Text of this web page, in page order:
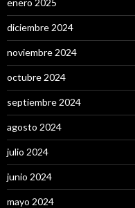
diciembre 2024
noviembre 2024
octubre 2024
septiembre 2024
agosto 2024
julio 2024
junio 2024
mayo 2024